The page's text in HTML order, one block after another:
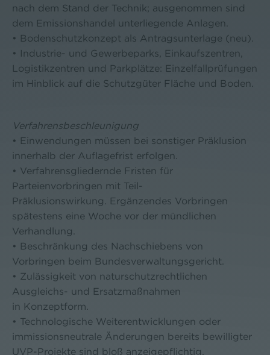
nach dem Stand der Technik; ausgenommen sind
dem Emissionshandel unterliegende Anlagen.
• Bodenschutzkonzept als Antragsunterlage (neu).
• Industrie- und Gewerbeparks, Einkaufszentren,
Logistikzentren und Parkplätze: Einzelfallprüfungen
im Hinblick auf die Schutzgüter Fläche und Boden.
Verfahrensbeschleunigung
• Einwendungen müssen bei sonstiger Präklusion
innerhalb der Auflagefrist erfolgen.
• Verfahrensgliedernde Fristen für
Parteienvorbringen mit Teil-
Präklusionswirkung. Ergänzendes Vorbringen
spätestens eine Woche vor der mündlichen
Verhandlung.
• Beschränkung des Nachschiebens von
Vorbringen beim Bundesverwaltungsgericht.
• Zulässigkeit von naturschutzrechtlichen
Ausgleichs- und Ersatzmaßnahmen
in Konzeptform.
• Technologische Weiterentwicklungen oder
immissionsneutrale Änderungen bereits bewilligter
UVP-Projekte sind bloß anzeigepflichtig.